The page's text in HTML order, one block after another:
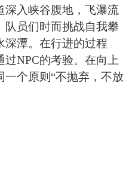
深入峡谷腹地，飞瀑流
队员们时而挑战自我攀
深潭。在行进的过程
NPC的考验。在向上
个原则“不抛弃，不放